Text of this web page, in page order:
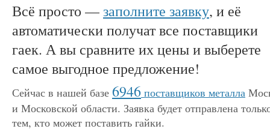
Всё просто —заполните заявку, и её
автоматически получат все поставщики
гаек. А вы сравните их цены и выберете
самое выгодное предложение!
Сейчас в нашей базе 6946 поставщиков металла
и Московской области. Заявка будет отправлена
тем, кто может поставить гайки.